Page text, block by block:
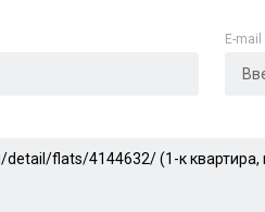
E-mail